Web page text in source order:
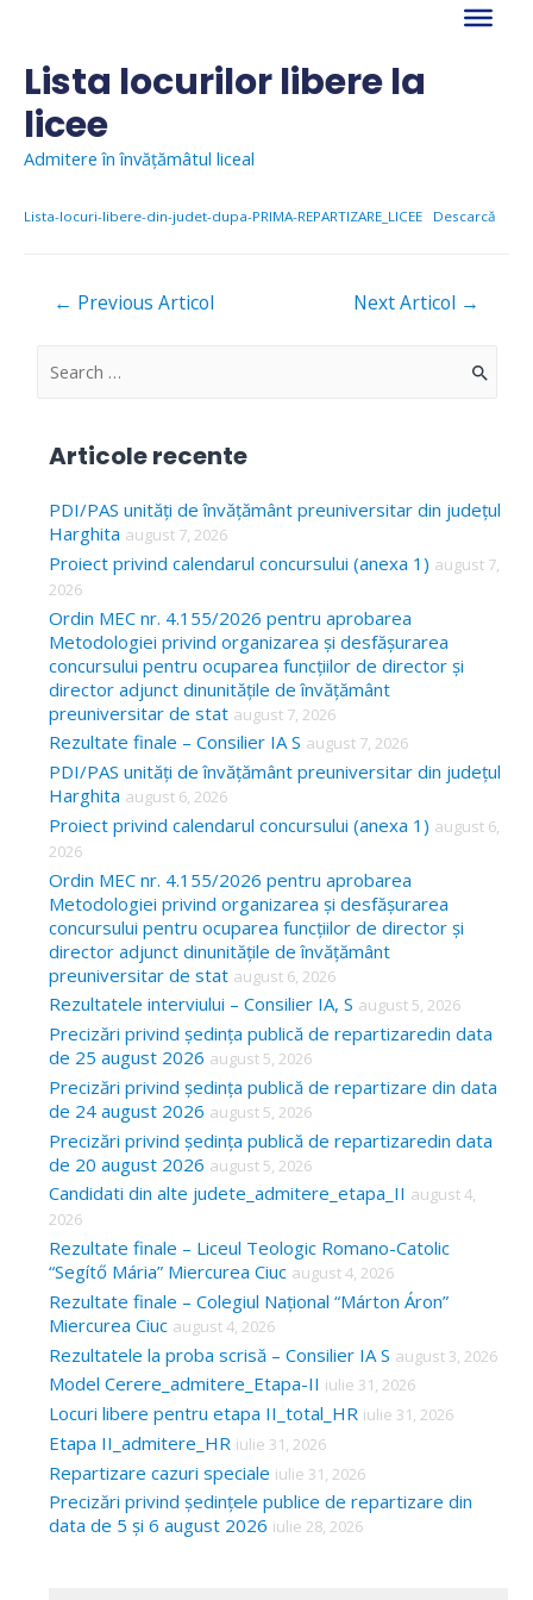
contentLista locurilor libere la
licee
Admitere în învățămâtul liceal
Lista-locuri-libere-din-judet-dupa-PRIMA-REPARTIZARE_LICEE Descarcă
Navigare
← Previous Articol Next Articol →
S
c
h
f
o
r
Articole recente
PDI/PAS unități de învățământ preuniversitar din județul
Harghita august 7, 2026
Proiect privind calendarul concursului (anexa 1) august 7,
2026
Ordin MEC nr. 4.155/2026 pentru aprobarea
Metodologiei privind organizarea și desfășurarea
concursului pentru ocuparea funcțiilor de director și
director adjunct dinunitățile de învățământ
preuniversitar de stat august 7, 2026
Rezultate finale – Consilier IA S august 7, 2026
PDI/PAS unități de învățământ preuniversitar din județul
Harghita august 6, 2026
Proiect privind calendarul concursului (anexa 1) august 6,
2026
Ordin MEC nr. 4.155/2026 pentru aprobarea
Metodologiei privind organizarea și desfășurarea
concursului pentru ocuparea funcțiilor de director și
director adjunct dinunitățile de învățământ
preuniversitar de stat august 6, 2026
Rezultatele interviului – Consilier IA, S august 5, 2026
Precizări privind ședința publică de repartizaredin data
de 25 august 2026 august 5, 2026
Precizări privind ședința publică de repartizare din data
de 24 august 2026 august 5, 2026
Precizări privind ședința publică de repartizaredin data
de 20 august 2026 august 5, 2026
Candidati din alte judete_admitere_etapa_II august 4,
2026
Rezultate finale – Liceul Teologic Romano-Catolic
“Segítő Mária” Miercurea Ciuc august 4, 2026
Rezultate finale – Colegiul Național “Márton Áron”
Miercurea Ciuc august 4, 2026
Rezultatele la proba scrisă – Consilier IA S august 3, 2026
Model Cerere_admitere_Etapa-II iulie 31, 2026
Locuri libere pentru etapa II_total_HR iulie 31, 2026
Etapa II_admitere_HR iulie 31, 2026
Repartizare cazuri speciale iulie 31, 2026
Precizări privind ședințele publice de repartizare din
data de 5 și 6 august 2026 iulie 28, 2026